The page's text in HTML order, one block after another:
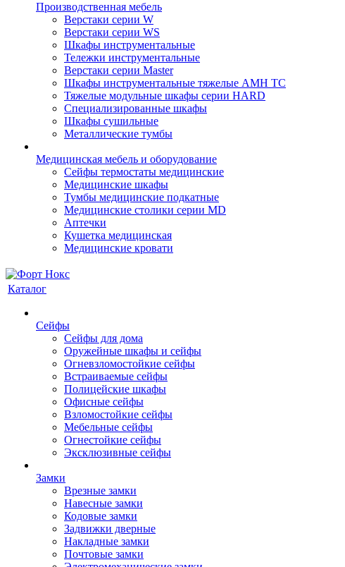
Производственная мебель
Верстаки серии W
Верстаки серии WS
Шкафы инструментальные
Тележки инструментальные
Верстаки серии Master
Шкафы инструментальные тяжелые AMH TC
Тяжелые модульные шкафы серии HARD
Cпециализированные шкафы
Шкафы сушильные
Металлические тумбы
Медицинская мебель и оборудование
Сейфы термостаты медицинские
Медицинские шкафы
Тумбы медицинские подкатные
Медицинские столики серии MD
Аптечки
Кушетка медицинская
Медицинские кровати
Каталог
Сейфы
Сейфы для дома
Оружейные шкафы и сейфы
Огневзломостойкие сейфы
Встраиваемые сейфы
Полицейские шкафы
Офисные сейфы
Взломостойкие сейфы
Мебельные сейфы
Огнестойкие сейфы
Эксклюзивные сейфы
Замки
Врезные замки
Навесные замки
Кодовые замки
Задвижки дверные
Накладные замки
Почтовые замки